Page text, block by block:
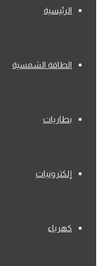
الرئيسية
الطاقة الشمسية
بطاريات
إلكترونيات
كهرباء